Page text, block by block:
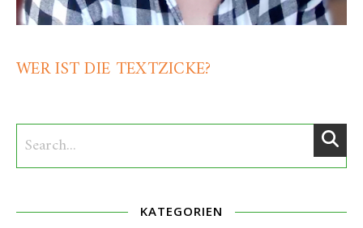
WER IST DIE TEXTZICKE?
KATEGORIEN